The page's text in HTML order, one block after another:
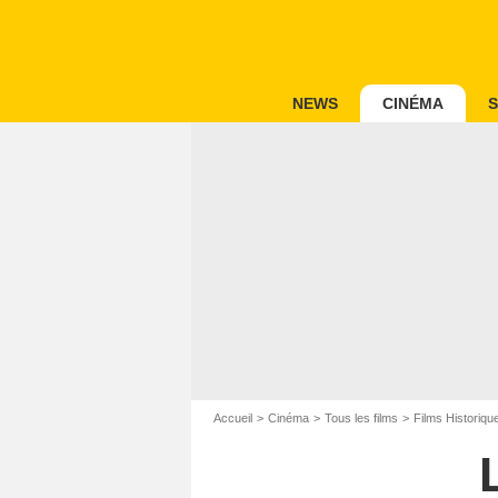
NEWS CINÉMA
Accueil Cinéma Tous les films Films